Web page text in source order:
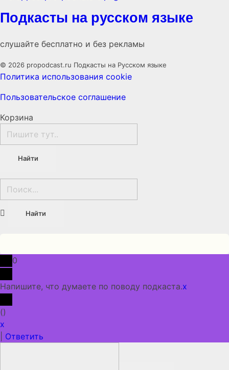
Подкасты на русском языке
слушайте бесплатно и без рекламы
© 2026 propodcast.ru Подкасты на Русском языке
Политика использования cookie
Пользовательское соглашение
Корзина
0
Напишите, что думаете по поводу подкаста.x
()
x
Ответить